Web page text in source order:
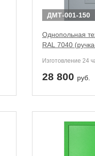
ДМТ-001-150
Однопольная
RAL 7040
Изготовление 24
28 800 руб.